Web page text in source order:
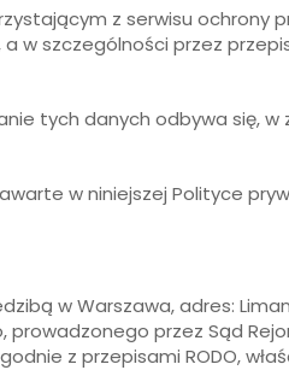
z serwisu ochrony
szczególności przez
tych danych odbywa się,
w niniejszej Polityce
w Warszawa, adres:
przez Sąd
z przepisami RODO,